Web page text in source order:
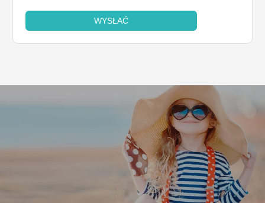
WYSŁAĆ